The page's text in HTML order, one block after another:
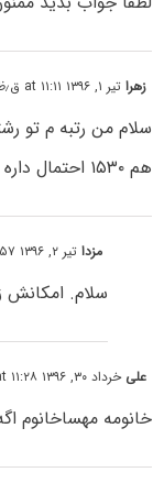
زهراتیر ۱, ۱۳۹۶ at ۱۱:۱۱ ق٫ظ
هم ۱۵۳۰ احتمال داره فردوسی مشهد قبول بشم
مزداتیر ۲, ۱۳۹۶ at ۴:۵۷ ق٫ظ
سلام. امکانش
علی خرداد ۳۰, ۱۳۹۶ at ۱۱:۲۸ ق٫ظ
خانومه مهساخانوم